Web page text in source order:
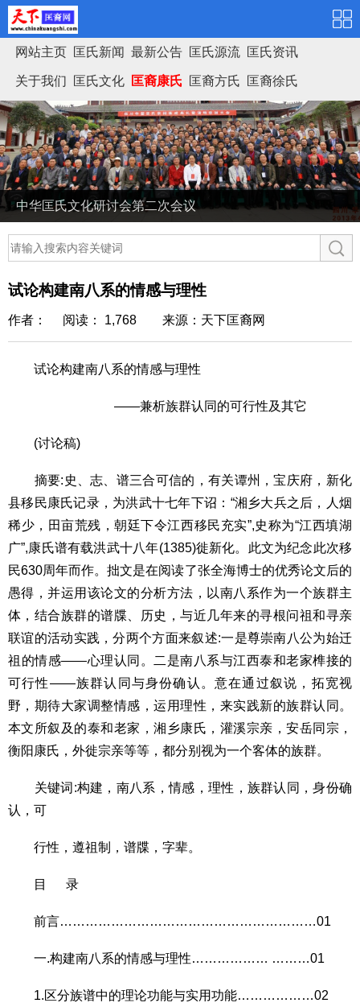
网站主页 匡氏新闻 最新公告 匡氏源流 匡氏资讯
关于我们 匡氏文化 匡裔康氏 匡裔方氏 匡裔徐氏
匡氏家谱
中华匡氏文化研讨会第二次会议
试论构建南八系的情感与理性
作者： 阅读： 1,768 来源：天下匡裔网
试论构建南八系的情感与理性
——兼析族群认同的可行性及其它
(讨论稿)
摘要:史、志、谱三合可信的，有关谭州，宝庆府，新化
县移民康氏记录，为洪武十七年下诏：“湘乡大兵之后，人烟
稀少，田亩荒残，朝廷下令江西移民充实”,史称为“江西填湖
广”,康氏谱有载洪武十八年(1385)徙新化。此文为纪念此次移
民630周年而作。拙文是在阅读了张全海博士的优秀论文后的
愚得，并运用该论文的分析方法，以南八系作为一个族群主
体，结合族群的谱牒、历史，与近几年来的寻根问祖和寻亲
联谊的活动实践，分两个方面来叙述:一是尊崇南八公为始迁
祖的情感——心理认同。二是南八系与江西泰和老家榫接的
可行性——族群认同与身份确认。意在通过叙说，拓宽视
野，期待大家调整情感，运用理性，来实践新的族群认同。
本文所叙及的泰和老家，湘乡康氏，灌溪宗亲，安岳同宗，
衡阳康氏，外徙宗亲等等，都分别视为一个客体的族群。
关键词:构建，南八系，情感，理性，族群认同，身份确
认，可
行性，遵祖制，谱牒，字辈。
目 录
前言……………………………………………………01
一.构建南八系的情感与理性……………… ………01
1.区分族谱中的理论功能与实用功能………………02